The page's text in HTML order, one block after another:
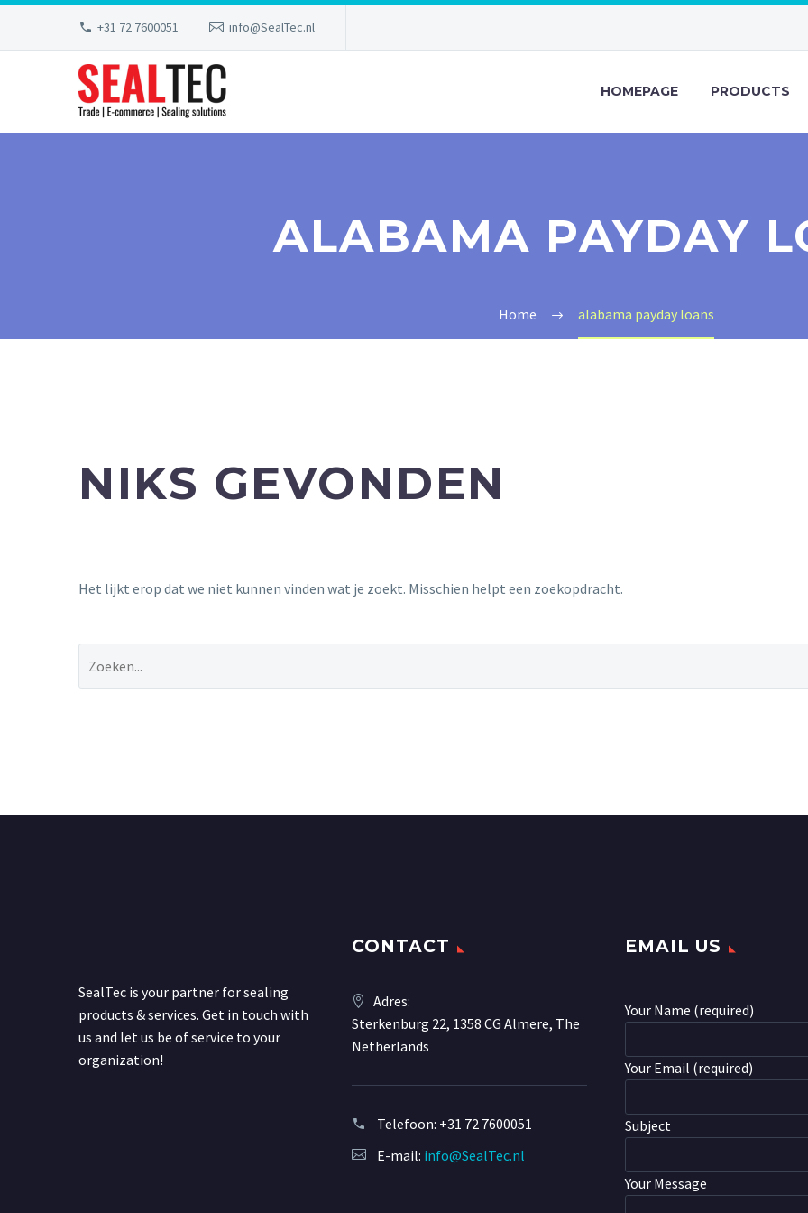
+31 72 7600051 info@SealTec.nl
HOMEPAGE PRODUCTS
ALABAMA PAYDAY
Home alabama payday loans
NIKS GEVONDEN
Het lijkt erop dat we niet kunnen vinden wat je zoekt. Misschien helpt een zoekopdracht.
SealTec is your partner for sealing
products & services. Get in touch with
us and let us be of service to your
organization!
CONTACT
Adres:
Sterkenburg 22, 1358 CG Almere, The
Netherlands
Telefoon: +31 72 7600051
E-mail: info@SealTec.nl
EMAIL US
Your Name (required)
Your Email (required)
Subject
Your Message